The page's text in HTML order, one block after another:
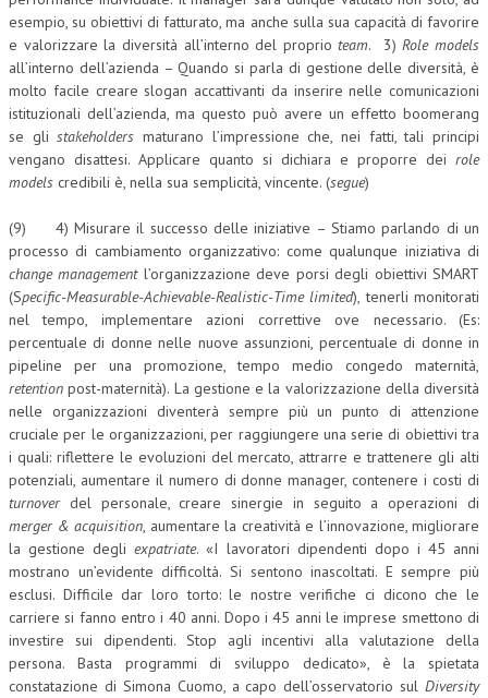
esempio, su obiettivi di fatturato, ma anche sulla sua capacità di favorire
e valorizzare la diversità all’interno del proprioteam. 3)Role models
all’interno dell’azienda – Quando si parla di gestione delle diversità, è
molto facile creare slogan accattivanti da inserire nelle comunicazioni
istituzionali dell’azienda, ma questo può avere un effetto boomerang
se glistakeholders maturano l’impressione che, nei fatti, tali principi
vengano disattesi. Applicare quanto si dichiara e proporre dei role
models credibili è, nella sua semplicità, vincente. (segue)
(9) 4) Misurare il successo delle iniziative – Stiamo parlando di un
processo di cambiamento organizzativo: come qualunque iniziativa di
change managementl’organizzazione deve porsi degli obiettivi SMART
(Specific-Measurable-Achievable-Realistic-Time limited), tenerli monitorati
nel tempo, implementare azioni correttive ove necessario. (Es:
percentuale di donne nelle nuove assunzioni, percentuale di donne in
pipeline per una promozione, tempo medio congedo maternità,
retention post-maternità). La gestione e la valorizzazione della diversità
nelle organizzazioni diventerà sempre più un punto di attenzione
cruciale per le organizzazioni, per raggiungere una serie di obiettivi tra
i quali: riflettere le evoluzioni del mercato, attrarre e trattenere gli alti
potenziali, aumentare il numero di donne manager, contenere i costi di
turnoverdel personale, creare sinergie in seguito a operazioni di
merger & acquisition, aumentare la creatività e l’innovazione, migliorare
la gestione degliexpatriate. «I lavoratori dipendenti dopo i 45 anni
mostrano un’evidente difficoltà. Si sentono inascoltati. E sempre più
esclusi. Difficile dar loro torto: le nostre verifiche ci dicono che le
carriere si fanno entro i 40 anni. Dopo i 45 anni le imprese smettono di
investire sui dipendenti. Stop agli incentivi alla valutazione della
persona. Basta programmi di sviluppo dedicato», è la spietata
constatazione di Simona Cuomo, a capo dell’osservatorio sul Diversity